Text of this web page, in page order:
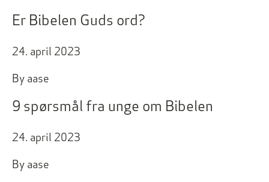
Er Bibelen Guds ord?
24. april 2023
By aase
9 spørsmål fra unge om Bibelen
24. april 2023
By aase